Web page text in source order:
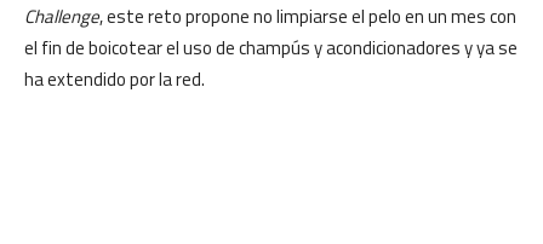
Challenge, este reto propone no limpiarse el pelo en un mes con
el fin de boicotear el uso de champús y acondicionadores y ya se
ha extendido por la red.